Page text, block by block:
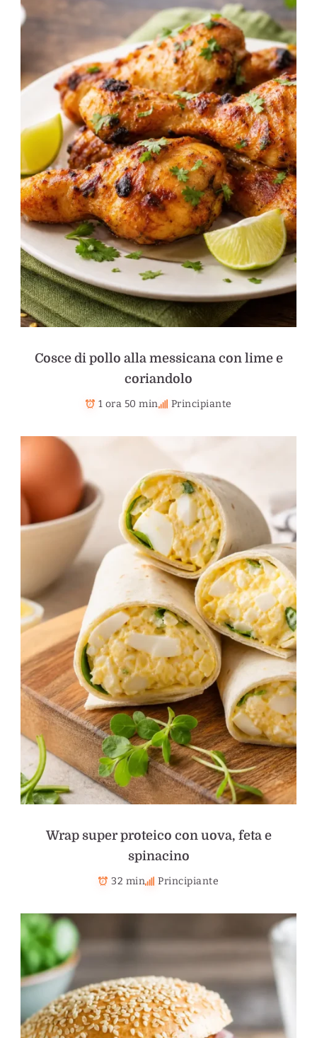
Cosce di pollo alla messicana con lime e
coriandolo
1 ora 50 min Principiante
Wrap super proteico con uova, feta e
spinacino
32 min Principiante